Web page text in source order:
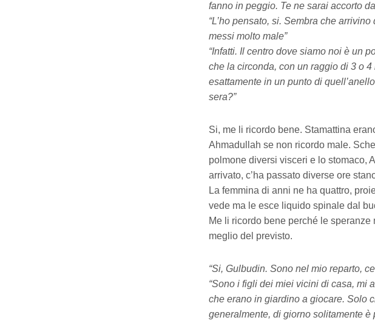
fanno in peggio. Te ne sarai accorto
“L’ho pensato, si. Sembra che
messi molto male”
“Infatti. Il centro dove siamo noi è un
che la circonda, con un raggio di 3 o
esattamente in un punto di
sera?”
Si, me li ricordo bene. Stamattina
Ahmadullah se non ricordo male.
polmone diversi visceri e lo stomaco,
arrivato, c’ha passato diverse ore
La femmina di anni ne ha quattro,
vede ma le esce liquido spinale dal
Me li ricordo bene perché le
meglio del previsto.
“Si, Gulbudin. Sono nel mio reparto,
“Sono i figli dei miei vicini di casa, mi
che erano in giardino a giocare. Solo
generalmente, di giorno solitamente